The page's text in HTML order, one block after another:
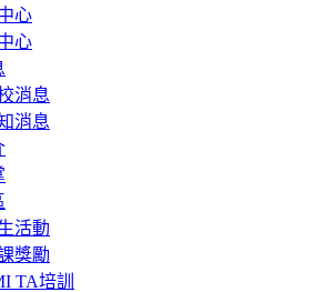
心
心
消息
消息
活動
獎勵
TA培訓